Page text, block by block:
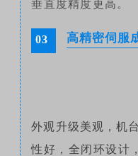
垂直度精度更高。
03 高精密伺服
外观升级美观，机
性好，全闭环设计